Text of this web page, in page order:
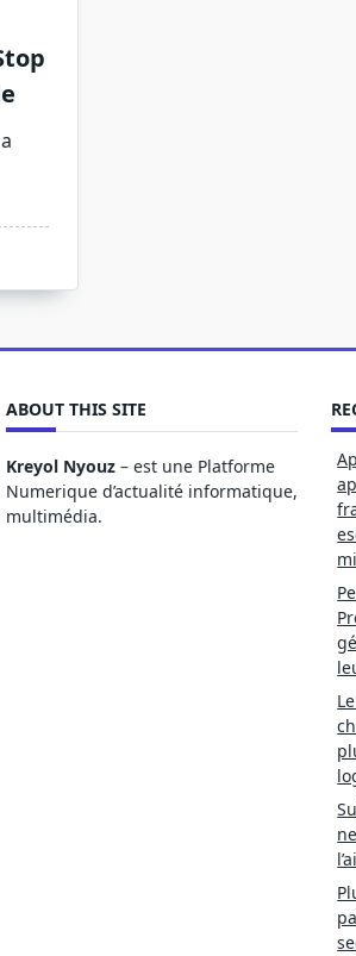
ABOUT THIS SITE
Kreyol Nyouz – est une Platforme
Numerique d’actualité informatique,
multimédia.